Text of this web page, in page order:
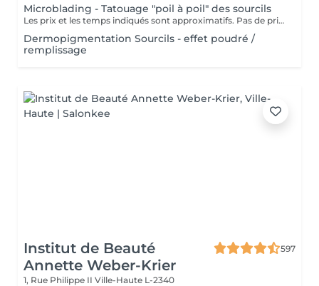
Microblading - Tatouage "poil à poil" des sourcils
Les prix et les temps indiqués sont approximatifs. Pas de prise de rendez-vous sans consultation préalable. Réservable en ligne ou par téléphone.
Dermopigmentation Sourcils - effet poudré /
remplissage
Institut de Beauté
Annette Weber-Krier
597
1, Rue Philippe II Ville-Haute L-2340